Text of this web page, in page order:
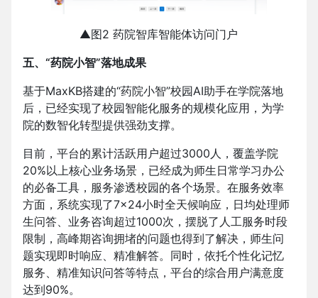
▲图2 药院智库智能体访问门户
五、“药院小智”落地成果
基于MaxKB搭建的“药院小智”校园AI助手在学院落地
后，已经实现了校园智能化服务的规模化应用，为学
院的数智化转型提供强劲支撑。
目前，平台的累计活跃用户超过3000人，覆盖学院
20%以上核心业务场景，已经成为师生日常学习办公
的必备工具，服务渗透校园的各个场景。在服务效率
方面，系统实现了7×24小时全天候响应，日均处理师
生问答、业务咨询超过1000次，摆脱了人工服务时段
限制，高峰期咨询拥堵的问题也得到了解决，师生问
题实现即时响应、精准解答。同时，依托个性化记忆
服务、精准知识问答等特点，平台的综合用户满意度
达到90%。